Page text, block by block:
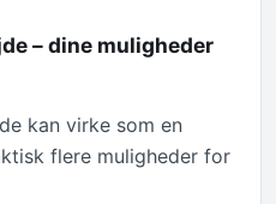
– dine muligheder
kan virke som en
flere muligheder for